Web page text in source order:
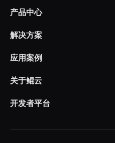
产品中心
解决方案
应用案例
关于鲲云
开发者平台